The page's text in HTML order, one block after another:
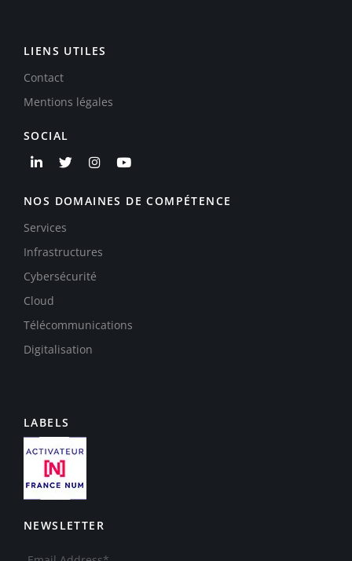
LIENS UTILES
Contact
Mentions légales
SOCIAL
NOS DOMAINES DE COMPÉTENCE
Services
Infrastructures
Cybersécurité
Cloud
Télécommunications
Digitalisation
LABELS
NEWSLETTER